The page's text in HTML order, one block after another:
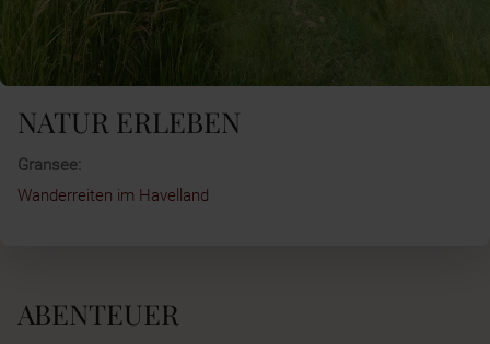
NATUR ERLEBEN
Gransee:
Wanderreiten im Havelland
ABENTEUER